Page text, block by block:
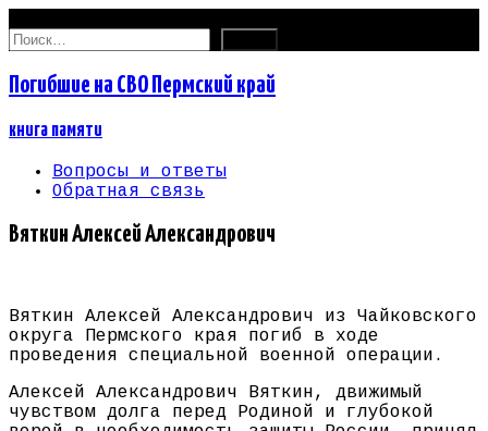
Найти:
Погибшие на СВО Пермский край
книга памяти
Вопросы и ответы
Обратная связь
Вяткин Алексей Александрович
Вяткин Алексей Александрович из Чайковского
округа Пермского края погиб в ходе
проведения специальной военной операции.
Алексей Александрович Вяткин, движимый
чувством долга перед Родиной и глубокой